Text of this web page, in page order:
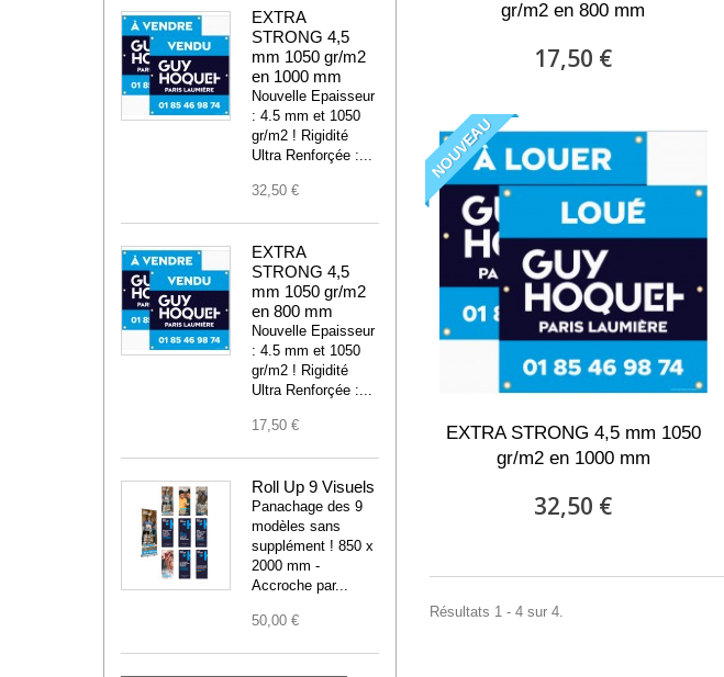
EXTRA
STRONG 4,5
mm 1050 gr/m2
en 1000 mm
Nouvelle Epaisseur
: 4.5 mm et 1050
gr/m2 ! Rigidité
Ultra Renforçée :...
32,50 €
EXTRA
STRONG 4,5
mm 1050 gr/m2
en 800 mm
Nouvelle Epaisseur
: 4.5 mm et 1050
gr/m2 ! Rigidité
Ultra Renforçée :...
17,50 €
Roll Up 9 Visuels
Panachage des 9
modèles sans
supplément ! 850 x
2000 mm -
Accroche par...
50,00 €
gr/m2 en 800 mm
17,50 €
NOUVEAU
EXTRA STRONG 4,5 mm 1050
gr/m2 en 1000 mm
32,50 €
Résultats 1 - 4 sur 4.